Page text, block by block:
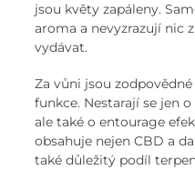
jsou květy zapáleny.
aroma a nevyzrazují nic
vydávat.
Za vůni jsou
funkce. Nestarají se jen
ale také o entourage
obsahuje nejen CBD a
také důležitý podíl